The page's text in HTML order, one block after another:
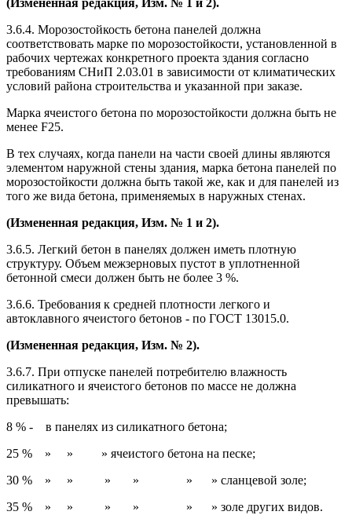
(Измененная редакция, Изм. № 1 и 2).
3.6.4. Морозостойкость бетона панелей должна
соответствовать марке по морозостойкости, установленной в
рабочих чертежах конкретного проекта здания согласно
требованиям СНиП 2.03.01 в зависимости от климатических
условий района строительства и указанной при заказе.
Марка ячеистого бетона по морозостойкости должна быть не
менее F25.
В тех случаях, когда панели на части своей длины являются
элементом наружной стены здания, марка бетона панелей по
морозостойкости должна быть такой же, как и для панелей из
того же вида бетона, применяемых в наружных стенах.
(Измененная редакция, Изм. № 1 и 2).
3.6.5. Легкий бетон в панелях должен иметь плотную
структуру. Объем межзерновых пустот в уплотненной
бетонной смеси должен быть не более 3 %.
3.6.6. Требования к средней плотности легкого и
автоклавного ячеистого бетонов - по ГОСТ 13015.0.
(Измененная редакция, Изм. № 2).
3.6.7. При отпуске панелей потребителю влажность
силикатного и ячеистого бетонов по массе не должна
превышать:
8 % - в панелях из силикатного бетона;
25 % » » » ячеистого бетона на песке;
30 % » » » » » » сланцевой золе;
35 % » » » » » » золе других видов.